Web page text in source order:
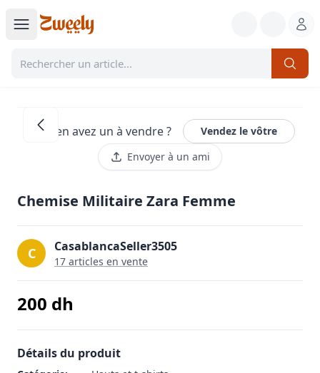
Vous en avez un à vendre ?
Vendez le vôtre
Envoyer à un ami
Chemise Militaire Zara Femme
C CasablancaSeller3505
17 articles en vente
200 dh
Détails du produit